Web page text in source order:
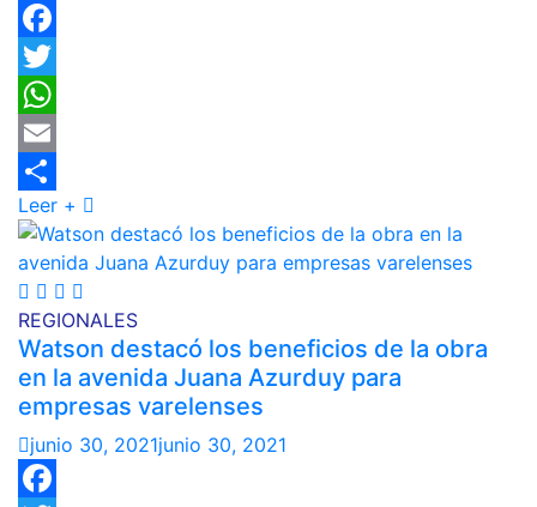
Facebook
Twitter
WhatsApp
Email
Compartir
Leer +
REGIONALES
Watson destacó los beneficios de la obra
en la avenida Juana Azurduy para
empresas varelenses
junio 30, 2021junio 30, 2021